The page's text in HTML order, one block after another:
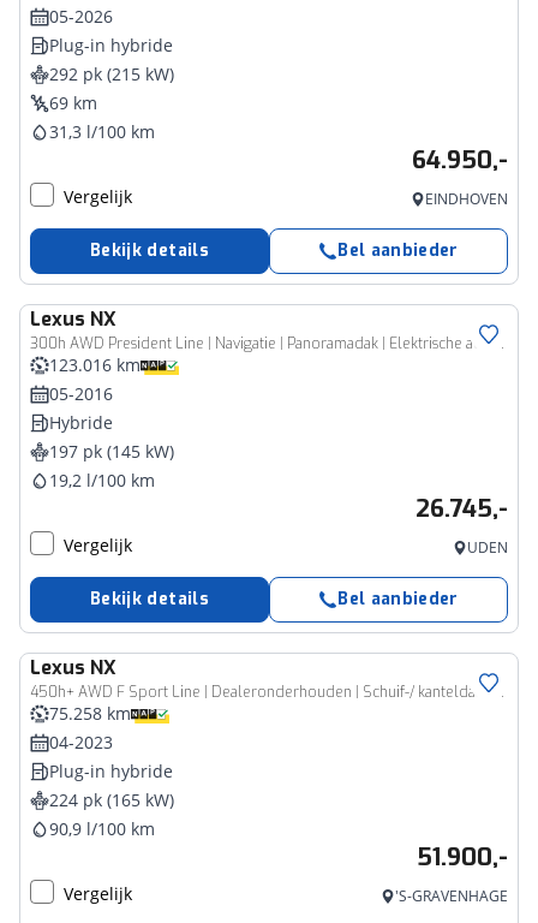
05-2026
Plug-in hybride
292 pk (215 kW)
69 km
31,3 l/100 km
64.950,-
Vergelijk EINDHOVEN
Bekijk details Bel aanbieder
Lexus NX
300h AWD President Line | Navigatie | Panoramadak | Elektrische achterklep
123.016 km
05-2016
Hybride
197 pk (145 kW)
19,2 l/100 km
26.745,-
Vergelijk UDEN
Bekijk details Bel aanbieder
Lexus NX
450h+ AWD F Sport Line | Dealeronderhouden | Schuif-/ kanteldak | Trekhaak | Winterbandenset |
75.258 km
04-2023
Plug-in hybride
224 pk (165 kW)
90,9 l/100 km
51.900,-
Vergelijk 'S-GRAVENHAGE